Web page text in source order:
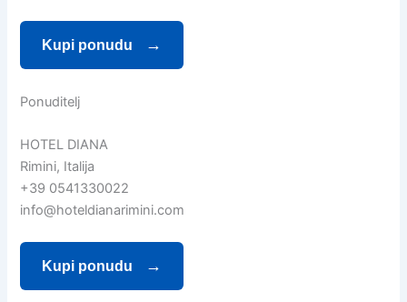
Kupi ponudu
Ponuditelj
HOTEL DIANA
Rimini, Italija
+39 0541330022
info@hoteldianarimini.com
Kupi ponudu